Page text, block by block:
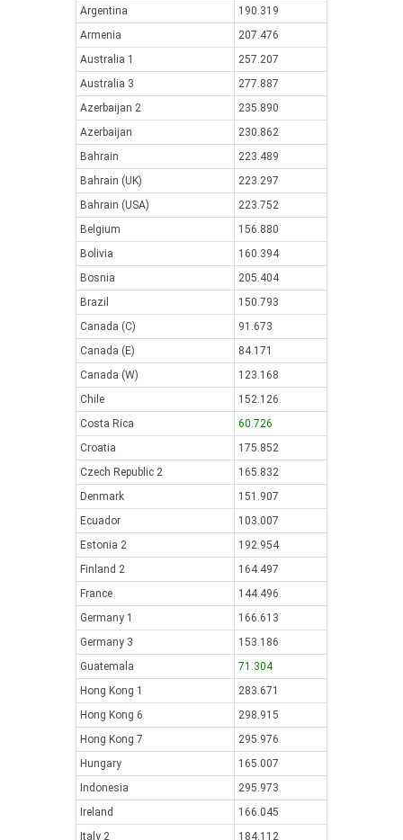
Argentina
190.319
Armenia
207.476
Australia 1
257.207
Australia 3
277.887
Azerbaijan 2
235.890
Azerbaijan
230.862
Bahrain
223.489
Bahrain (UK)
223.297
Bahrain (USA)
223.752
Belgium
156.880
Bolivia
160.394
Bosnia
205.404
Brazil
150.793
Canada (C)
91.673
Canada (E)
84.171
Canada (W)
123.168
Chile
152.126
Costa Rica
60.726
Croatia
175.852
Czech Republic 2
165.832
Denmark
151.907
Ecuador
103.007
Estonia 2
192.954
Finland 2
164.497
France
144.496
Germany 1
166.613
Germany 3
153.186
Guatemala
71.304
Hong Kong 1
283.671
Hong Kong 6
298.915
Hong Kong 7
295.976
Hungary
165.007
Indonesia
295.973
Ireland
166.045
Italy 2
184.112